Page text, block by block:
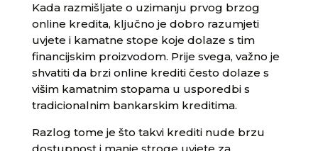
Kada razmišljate o uzimanju prvog brzog
online kredita, ključno je dobro razumjeti
uvjete i kamatne stope koje dolaze s tim
financijskim proizvodom. Prije svega, važno je
shvatiti da brzi online krediti često dolaze s
višim kamatnim stopama u usporedbi s
tradicionalnim bankarskim kreditima.
Razlog tome je što takvi krediti nude brzu